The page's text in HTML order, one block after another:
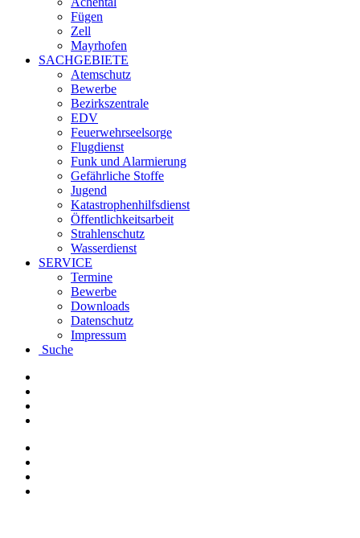
Fügen
Zell
Mayrhofen
SACHGEBIETE
Atemschutz
Bewerbe
Bezirkszentrale
EDV
Feuerwehrseelsorge
Flugdienst
Funk und Alarmierung
Gefährliche Stoffe
Jugend
Katastrophenhilfsdienst
Öffentlichkeitsarbeit
Strahlenschutz
Wasserdienst
SERVICE
Termine
Bewerbe
Downloads
Datenschutz
Impressum
Suche